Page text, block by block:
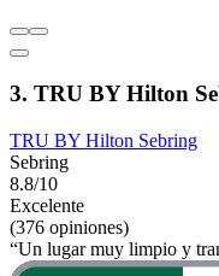
3. TRU BY Hilton
TRU BY Hilton Sebring
Sebring
8.8/10
Excelente
(376 opiniones)
“Un lugar muy limpio y